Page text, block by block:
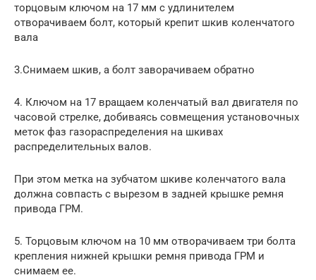
торцовым ключом на 17 мм с удлинителем
отворачиваем болт, который крепит шкив коленчатого
вала
3.Снимаем шкив, а болт заворачиваем обратно
4. Ключом на 17 вращаем коленчатый вал двигателя по
часовой стрелке, добиваясь совмещения установочных
меток фаз газораспределения на шкивах
распределительных валов.
При этом метка на зубчатом шкиве коленчатого вала
должна совпасть с вырезом в задней крышке ремня
привода ГРМ.
5. Торцовым ключом на 10 мм отворачиваем три болта
крепления нижней крышки ремня привода ГРМ и
снимаем ее.